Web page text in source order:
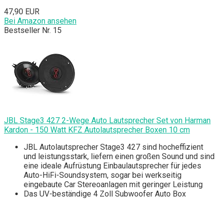
47,90 EUR
Bei Amazon ansehen
Bestseller Nr. 15
JBL Stage3 427 2-Wege Auto Lautsprecher Set von Harman
Kardon - 150 Watt KFZ Autolautsprecher Boxen 10 cm
JBL Autolautsprecher Stage3 427 sind hocheffizient
und leistungsstark, liefern einen großen Sound und sind
eine ideale Aufrüstung Einbaulautsprecher für jedes
Auto-HiFi-Soundsystem, sogar bei werkseitig
eingebaute Car Stereoanlagen mit geringer Leistung
Das UV-beständige 4 Zoll Subwoofer Auto Box